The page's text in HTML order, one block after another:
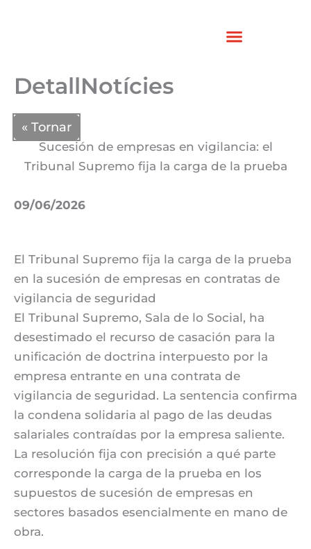
DetallNotícies
« Tornar
Sucesión de empresas en vigilancia: el
Tribunal Supremo fija la carga de la prueba
09/06/2026
El Tribunal Supremo fija la carga de la prueba
en la sucesión de empresas en contratas de
vigilancia de seguridad
El Tribunal Supremo, Sala de lo Social, ha
desestimado el recurso de casación para la
unificación de doctrina interpuesto por la
empresa entrante en una contrata de
vigilancia de seguridad. La sentencia confirma
la condena solidaria al pago de las deudas
salariales contraídas por la empresa saliente.
La resolución fija con precisión a qué parte
corresponde la carga de la prueba en los
supuestos de sucesión de empresas en
sectores basados esencialmente en mano de
obra.